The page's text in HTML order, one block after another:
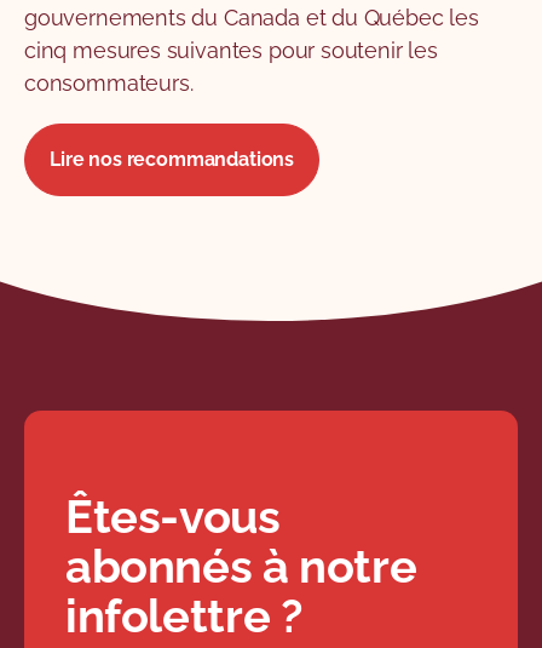
gouvernements du Canada et du Québec les
cinq mesures suivantes pour soutenir les
consommateurs.
Lire nos recommandations
Êtes-vous
abonnés à notre
infolettre ?